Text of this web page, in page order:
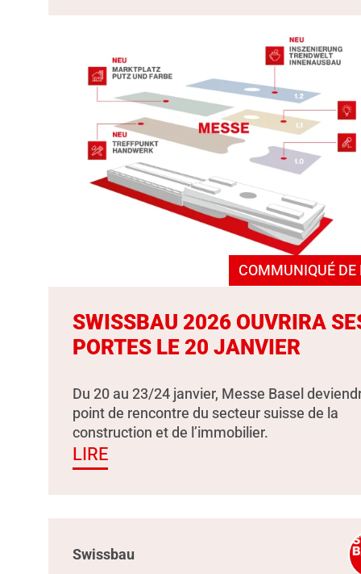
COMMUNIQUÉ DE
SWISSBAU 2026 OUVRIRA
PORTES LE 20 JANVIER
Du 20 au 23/24 janvier, Messe Basel
point de rencontre du secteur suisse de la
construction et de l’immobilier.
LIRE
Swissbau